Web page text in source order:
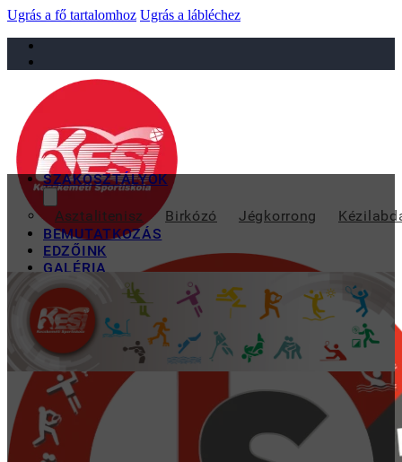
Ugrás a fő tartalomhoz Ugrás a lábléchez
sportiskola@juniorsportkft.hu
SZAKOSZTÁLYOK
Asztalitenisz Birkózó Jégkorrong
BEMUTATKOZÁS
EDZŐINK
GALÉRIA
TAO
KAPCSOLAT